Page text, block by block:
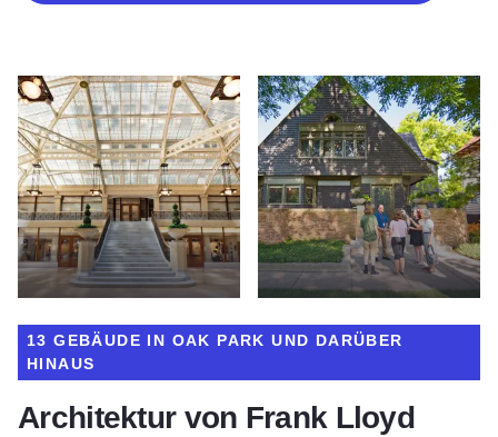
Architektur von Frank Lloyd
13 GEBÄUDE IN OAK PARK UND DARÜBER
HINAUS